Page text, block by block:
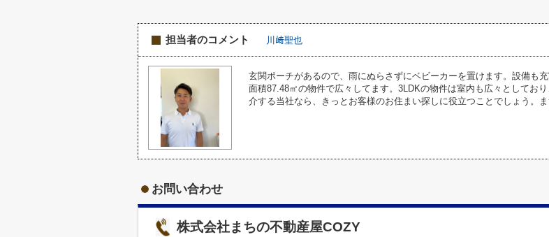
担当者のコメント 川﨑聖也
玄関ポーチがあるので、雨にぬらさずにベビーカーを置けます。設備も
面積87.48㎡の物件で広々してます。3LDKの物件は室内も広々としてお
介する当社なら、きっとお客様のお住まい探しに役立つことでしょう。
お問い合わせ
株式会社まちの不動産屋COZY